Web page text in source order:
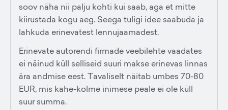
soov näha nii palju kohti kui saab, aga et mitte
kiirustada kogu aeg. Seega tuligi idee saabuda ja
lahkuda erinevatest lennujaamadest.
Erinevate autorendi firmade veebilehte vaadates
ei näinud küll selliseid suuri makse erinevas linnas
ära andmise eest. Tavaliselt näitab umbes 70-80
EUR, mis kahe-kolme inimese peale ei ole küll
suur summa.